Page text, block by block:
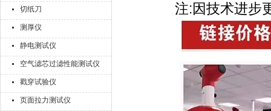
切纸刀
测厚仪
静电测试仪
空气滤芯过滤性能测试仪
戳穿试验仪
页面拉力测试仪
注:因技术进步